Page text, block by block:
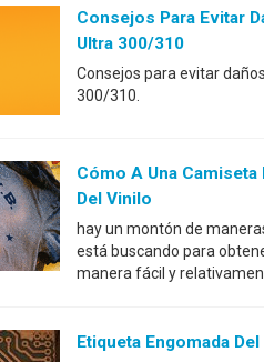
Consejos Para Evitar
Ultra 300/310
Consejos para evitar
300/310.
Cómo A Una Camiseta
Del Vinilo
hay un montón de
está buscando para
manera fácil y
Etiqueta Engomada